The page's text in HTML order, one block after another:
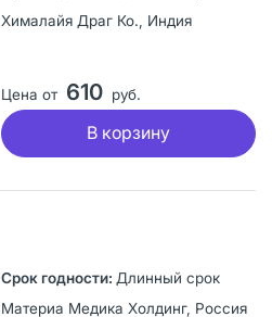
Хималайя Драг Ко., Индия
Цена от 610 руб.
В корзину
Длинный срок
Материа Медика Холдинг, Россия